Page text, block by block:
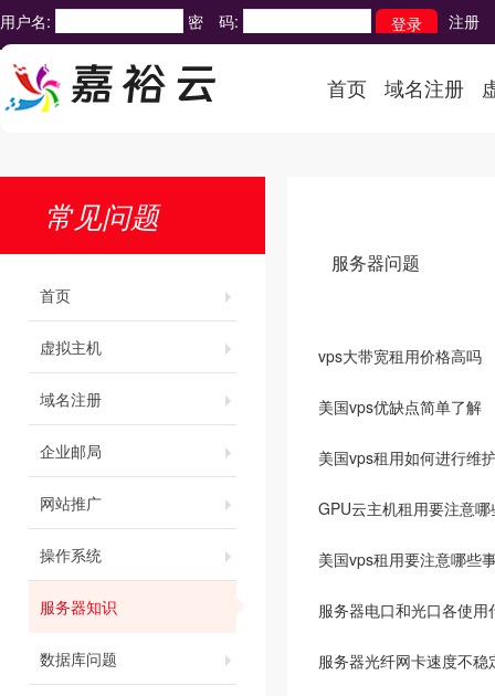
用户名: 密 码: 注册
首页 域名注册
常见问题
首页
虚拟主机
域名注册
企业邮局
网站推广
操作系统
服务器知识
数据库问题
服务器问题
vps大带宽租用价格高吗
美国vps优缺点简单了解
美国vps租用如何进行维
GPU云主机租用要注意
美国vps租用要注意哪些
服务器电口和光口各使用
服务器光纤网卡速度不稳